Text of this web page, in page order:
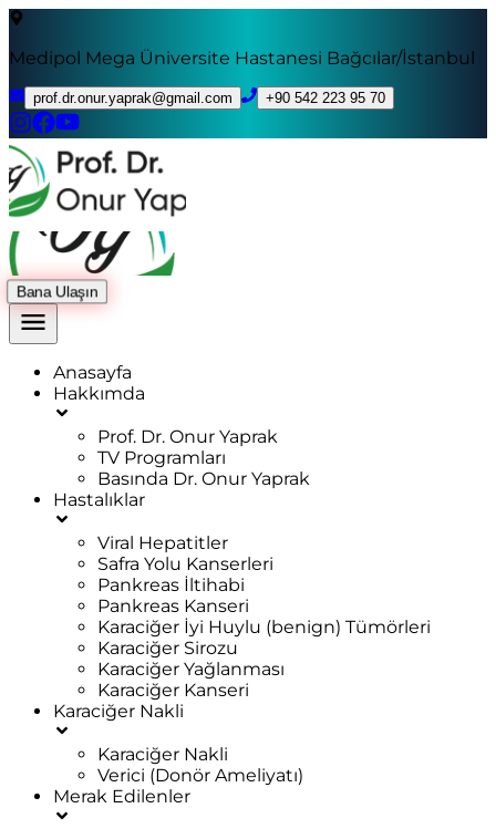
Medipol Mega Üniversite Hastanesi Bağcılar/İstanbul
prof.dr.onur.yaprak@gmail.com +90 542 223 95 70
Bana Ulaşın
Anasayfa
Hakkımda
Prof. Dr. Onur Yaprak
TV Programları
Basında Dr. Onur Yaprak
Hastalıklar
Viral Hepatitler
Safra Yolu Kanserleri
Pankreas İltihabi
Pankreas Kanseri
Karaciğer İyi Huylu (benign) Tümörleri
Karaciğer Sirozu
Karaciğer Yağlanması
Karaciğer Kanseri
Karaciğer Nakli
Karaciğer Nakli
Verici (Donör Ameliyatı)
Merak Edilenler